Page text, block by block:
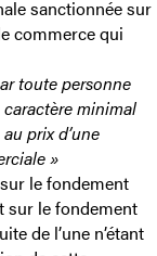
sanctionnée sur
commerce qui
toute personne
minimal
prix d’une
»
le fondement
sur le fondement
de l’une n’étant